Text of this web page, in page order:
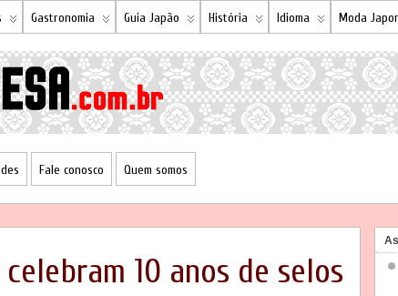
Gastronomia Guia Japão História Idioma Moda
Fale conosco Quem somos
10 anos de selos